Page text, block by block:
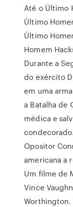
Até o Último
Último
Último
Homem
Durante a
do exército
em uma
a Batalha de
médica e
Opositor
americana a
Um filme de
Vince
Worthington.